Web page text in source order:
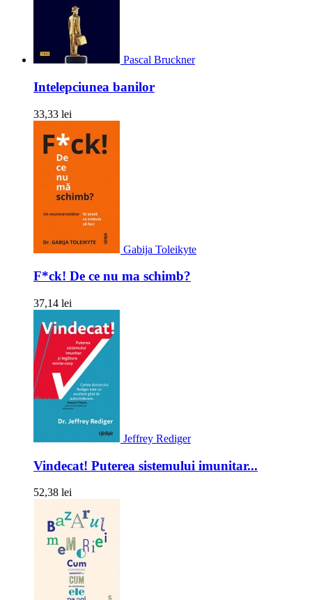
Pascal Bruckner
Intelepciunea banilor
33,33 lei
Gabija Toleikyte
F*ck! De ce nu ma schimb?
37,14 lei
Jeffrey Rediger
Vindecat! Puterea sistemului imunitar...
52,38 lei